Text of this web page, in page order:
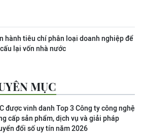
hành tiêu chí phân loại doanh nghiệp để
lại vốn nhà nước
MỤC
được vinh danh Top 3 Công ty công nghệ
cấp sản phẩm, dịch vụ và giải pháp
đổi số uy tín năm 2026